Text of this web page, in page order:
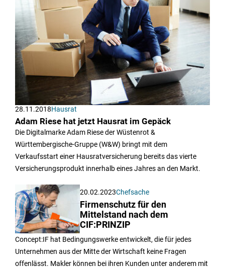
28.11.2018Hausrat
Adam Riese hat jetzt Hausrat im Gepäck
Die Digitalmarke Adam Riese der Wüstenrot &
Württembergische-Gruppe (W&W) bringt mit dem
Verkaufsstart einer Hausratversicherung bereits das vierte
Versicherungsprodukt innerhalb eines Jahres an den Markt.
20.02.2023Chefsache
Firmenschutz für den
Mittelstand nach dem
CIF:PRINZIP
Concept:IF hat Bedingungswerke entwickelt, die für jedes
Unternehmen aus der Mitte der Wirtschaft keine Fragen
offenlässt. Makler können bei ihren Kunden unter anderem mit